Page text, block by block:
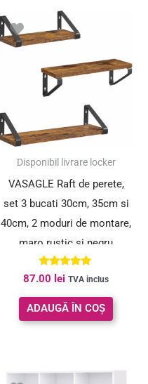
Disponibil livrare locker
VASAGLE Raft de perete,
set 3 bucati 30cm, 35cm si
40cm, 2 moduri de montare,
maro rustic si negru
Evaluat la
5.00
din 5
87.00 lei TVA inclus
ADAUGĂ ÎN COȘ